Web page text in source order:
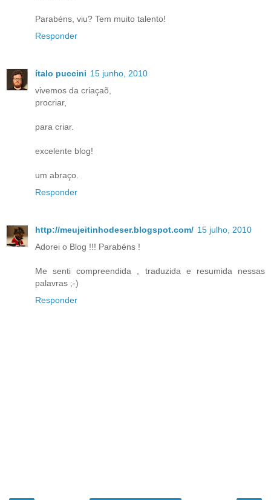
Parabéns, viu? Tem muito talento!
Responder
ítalo puccini 15 junho, 2010
vivemos da criaçaõ,
procriar,
para criar.
excelente blog!
um abraço.
Responder
http://meujeitinhodeser.blogspot.com/ 15 julho, 2010
Adorei o Blog !!! Parabéns !
Me senti compreendida , traduzida e resumida nessas
palavras ;-)
Responder